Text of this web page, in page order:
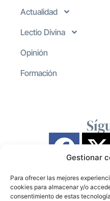
Gestionar
Para ofrecer las mejores
cookies para almacenar y/o
consentimiento de estas
Actualidad
Lectio Divina
Opinión
Formación